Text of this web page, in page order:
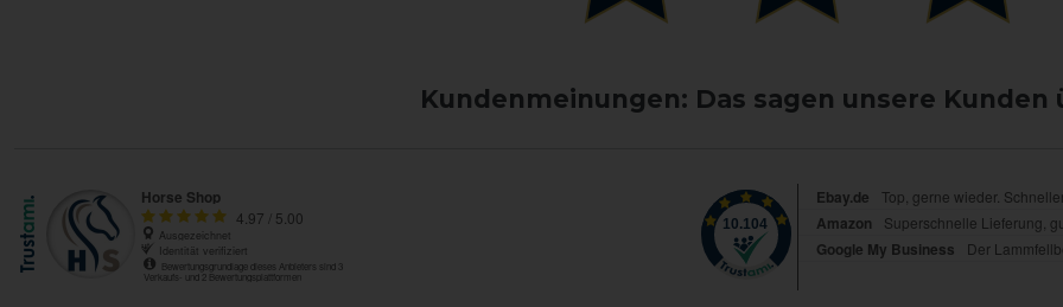
Kundenmeinungen: Das sagen unsere Kunden